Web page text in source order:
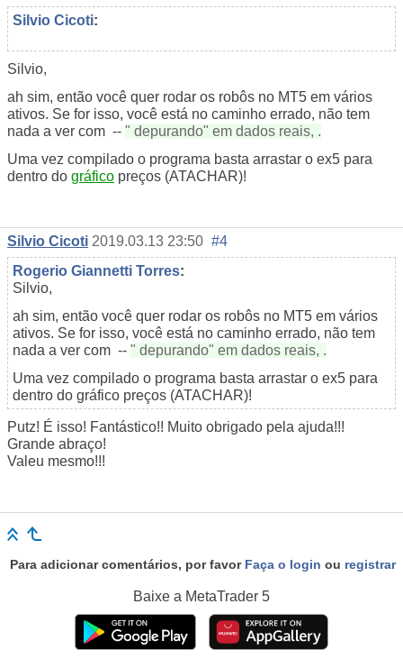
Silvio Cicoti:
Silvio,
ah sim, então você quer rodar os robôs no MT5 em vários
ativos. Se for isso, você está no caminho errado, não tem
nada a ver com -- " depurando" em dados reais, .
Uma vez compilado o programa basta arrastar o ex5 para
dentro do gráfico preços (ATACHAR)!
Silvio Cicoti 2019.03.13 23:50 #4
Rogerio Giannetti Torres:
Silvio,
ah sim, então você quer rodar os robôs no MT5 em vários
ativos. Se for isso, você está no caminho errado, não tem
nada a ver com -- " depurando" em dados reais, .
Uma vez compilado o programa basta arrastar o ex5 para
dentro do gráfico preços (ATACHAR)!
Putz! É isso! Fantástico!! Muito obrigado pela ajuda!!!
Grande abraço!
Valeu mesmo!!!
Para adicionar comentários, por favor Faça o login ou registrar
Baixe a MetaTrader 5